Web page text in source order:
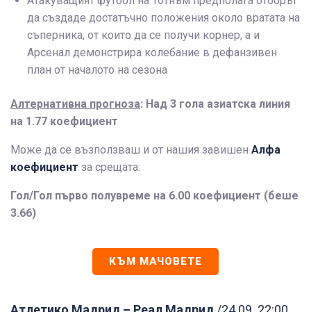
да създаде достатъчно положения около вратата на
съперника, от които да се получи корнер, а и
Арсенал демонстрира колебание в дефанзивен
план от началото на сезона
Алтернативна прогноза: Над 3 гола азиатска линия
на 1.77 коефициент
Може да се възползваш и от нашия завишен Алфа
коефициент за срещата:
Гол/Гол първо полувреме на 6.00 коефициент (беше
3.66)
КЪМ МАЧОВЕТЕ